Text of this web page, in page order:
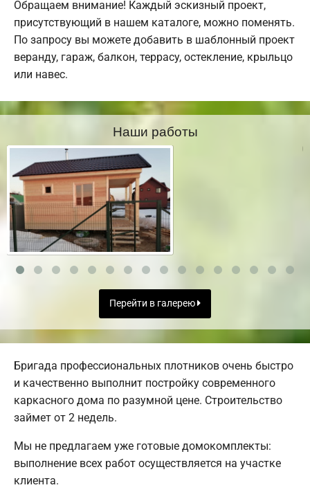
Обращаем внимание! Каждый эскизный проект,
присутствующий в нашем каталоге, можно поменять.
По запросу вы можете добавить в шаблонный проект
веранду, гараж, балкон, террасу, остекление, крыльцо
или навес.
Наши работы
Перейти в галерею
Бригада профессиональных плотников очень быстро
и качественно выполнит постройку современного
каркасного дома по разумной цене. Строительство
займет от 2 недель.
Мы не предлагаем уже готовые домокомплекты:
выполнение всех работ осуществляется на участке
клиента.